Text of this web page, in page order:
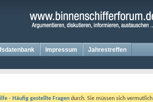
Impressum Jahrestreffen
- Häufig gestellte Fragen durch. Sie müssen sich vermutlich